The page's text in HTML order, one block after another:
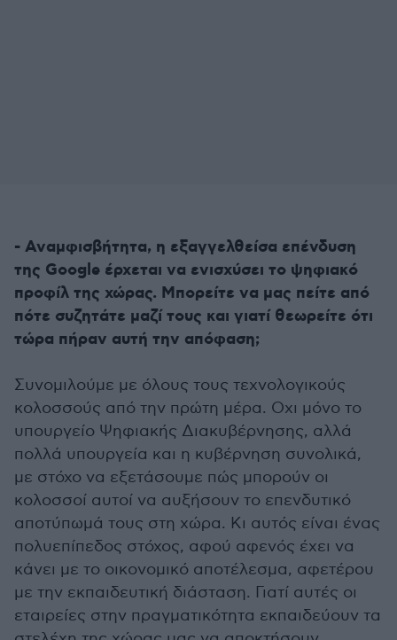
- Αναμφισβήτητα, η εξαγγελθείσα επένδυση
της Google έρχεται να ενισχύσει το ψηφιακό
προφίλ της χώρας. Μπορείτε να μας πείτε από
πότε συζητάτε μαζί τους και γιατί θεωρείτε ότι
τώρα πήραν αυτή την απόφαση;
Συνομιλούμε με όλους τους τεχνολογικούς
κολοσσούς από την πρώτη μέρα. Οχι μόνο το
υπουργείο Ψηφιακής Διακυβέρνησης, αλλά
πολλά υπουργεία και η κυβέρνηση συνολικά,
με στόχο να εξετάσουμε πώς μπορούν οι
κολοσσοί αυτοί να αυξήσουν το επενδυτικό
αποτύπωμά τους στη χώρα. Κι αυτός είναι ένας
πολυεπίπεδος στόχος, αφού αφενός έχει να
κάνει με το οικονομικό αποτέλεσμα, αφετέρου
με την εκπαιδευτική διάσταση. Γιατί αυτές οι
εταιρείες στην πραγματικότητα εκπαιδεύουν τα